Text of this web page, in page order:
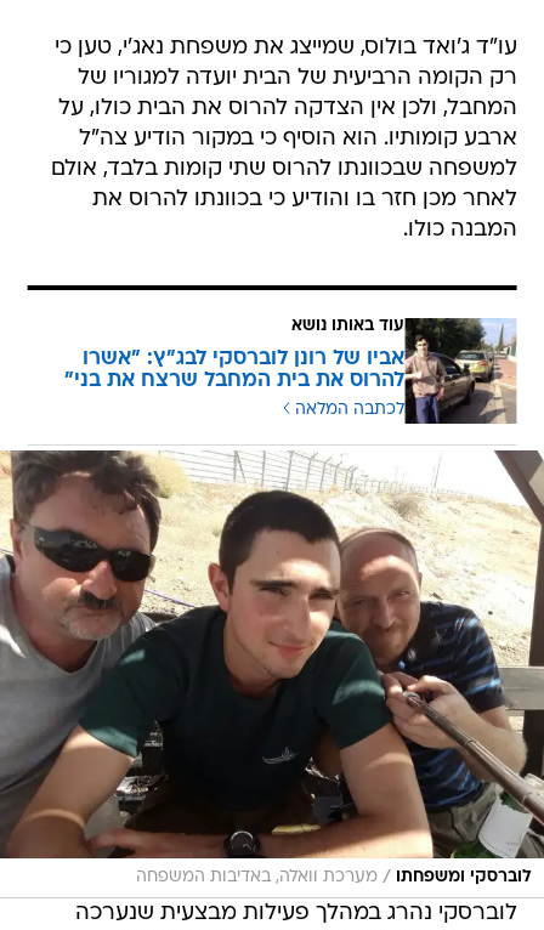
עו"ד ג'ואד בולוס, שמייצג את משפחת נאג'י, טען כי
רק הקומה הרביעית של הבית יועדה למגוריו של
המחבל, ולכן אין הצדקה להרוס את הבית כולו, על
ארבע קומותיו. הוא הוסיף כי במקור הודיע צה"ל
למשפחה שבכוונתו להרוס שתי קומות בלבד, אולם
לאחר מכן חזר בו והודיע כי בכוונתו להרוס את
המבנה כולו.
עוד באותו נושא
אביו של רונן לוברסקי לבג"ץ: "אשרו
להרוס את בית המחבל שרצח את בני"
לכתבה המלאה
לוברסקי ומשפחתו / מערכת וואלה, באדיבות המשפחה
לוברסקי נהרג במהלך פעילות מבצעית שנערכה